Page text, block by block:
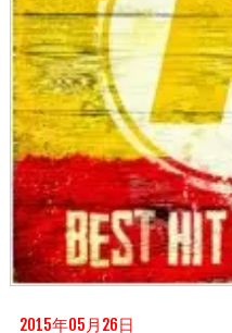
2015年05月26日